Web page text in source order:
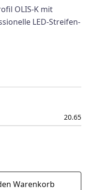
OLIS-K mit
LED-Streifen-
20.65
Warenkorb